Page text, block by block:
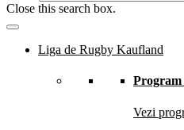
Close this search box.
Liga de Rugby Kaufland
Vezi